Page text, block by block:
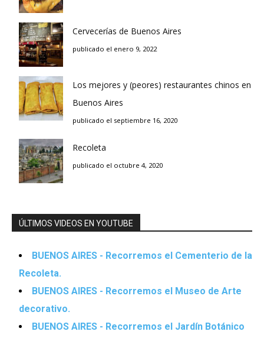
Cervecerías de Buenos Aires
publicado el enero 9, 2022
Los mejores y (peores) restaurantes chinos en
Buenos Aires
publicado el septiembre 16, 2020
Recoleta
publicado el octubre 4, 2020
ÚLTIMOS VIDEOS EN YOUTUBE
BUENOS AIRES - Recorremos el Cementerio de la
Recoleta.
BUENOS AIRES - Recorremos el Museo de Arte
decorativo.
BUENOS AIRES - Recorremos el Jardín Botánico